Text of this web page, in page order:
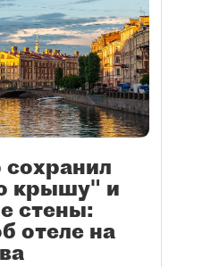
крышу" и
стены:
отеле на